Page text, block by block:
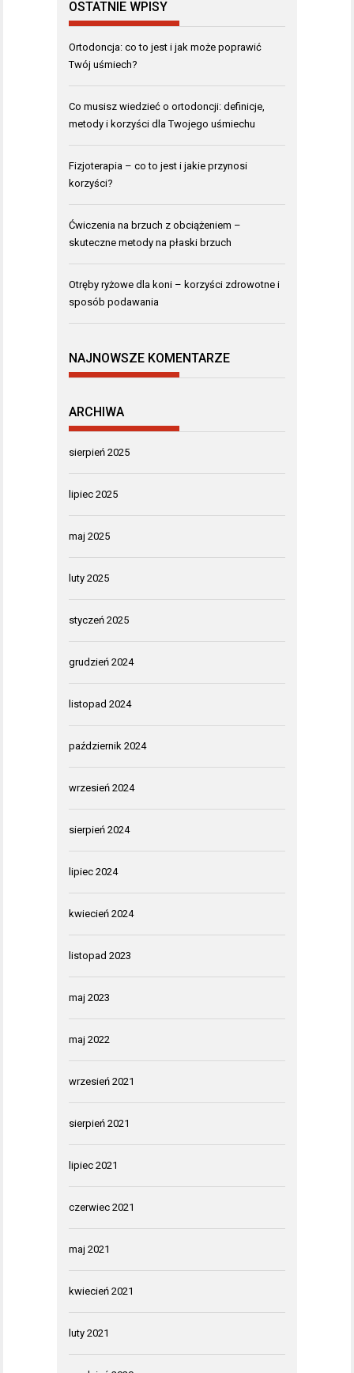
OSTATNIE WPISY
Ortodoncja: co to jest i jak może poprawić
Twój uśmiech?
Co musisz wiedzieć o ortodoncji: definicje,
metody i korzyści dla Twojego uśmiechu
Fizjoterapia – co to jest i jakie przynosi
korzyści?
Ćwiczenia na brzuch z obciążeniem –
skuteczne metody na płaski brzuch
Otręby ryżowe dla koni – korzyści zdrowotne i
sposób podawania
NAJNOWSZE KOMENTARZE
ARCHIWA
sierpień 2025
lipiec 2025
maj 2025
luty 2025
styczeń 2025
grudzień 2024
listopad 2024
październik 2024
wrzesień 2024
sierpień 2024
lipiec 2024
kwiecień 2024
listopad 2023
maj 2023
maj 2022
wrzesień 2021
sierpień 2021
lipiec 2021
czerwiec 2021
maj 2021
kwiecień 2021
luty 2021